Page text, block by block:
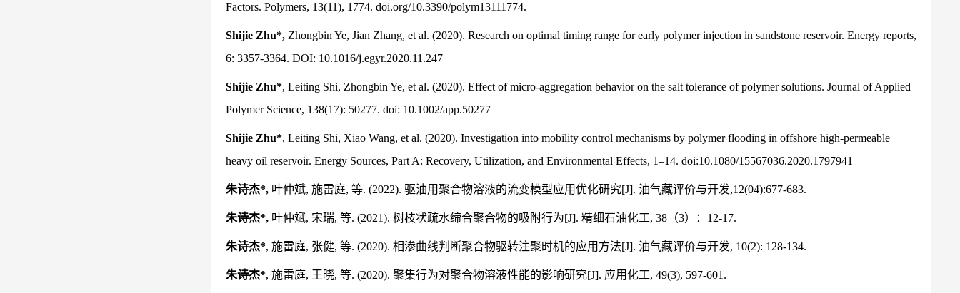
Factors. Polymers, 13(11), 1774. doi.org/10.3390/polym13111774.
Shijie Zhu*, Zhongbin Ye, Jian Zhang, et al. (2020). Research on optimal timing range for early polymer injection in sandstone reservoir. Energy reports,
6: 3357-3364. DOI: 10.1016/j.egyr.2020.11.247
Shijie Zhu*, Leiting Shi, Zhongbin Ye, et al. (2020). Effect of micro‐aggregation behavior on the salt tolerance of polymer solutions. Journal of Applied
Polymer Science, 138(17): 50277. doi: 10.1002/app.50277
Shijie Zhu*, Leiting Shi, Xiao Wang, et al. (2020). Investigation into mobility control mechanisms by polymer flooding in offshore high-permeable
heavy oil reservoir. Energy Sources, Part A: Recovery, Utilization, and Environmental Effects, 1–14. doi:10.1080/15567036.2020.1797941
朱诗杰*, 叶仲斌, 施雷庭, 等. (2022). 驱油用聚合物溶液的流变模型应用优化研究[J]. 油气藏评价与开发,12(04):677-683.
朱诗杰*, 叶仲斌, 宋瑞, 等. (2021). 树枝状疏水缔合聚合物的吸附行为[J]. 精细石油化工, 38（3）：12-17.
朱诗杰*, 施雷庭, 张健, 等. (2020). 相渗曲线判断聚合物驱转注聚时机的应用方法[J]. 油气藏评价与开发, 10(2): 128-134.
朱诗杰*, 施雷庭, 王晓, 等. (2020). 聚集行为对聚合物溶液性能的影响研究[J]. 应用化工, 49(3), 597-601.